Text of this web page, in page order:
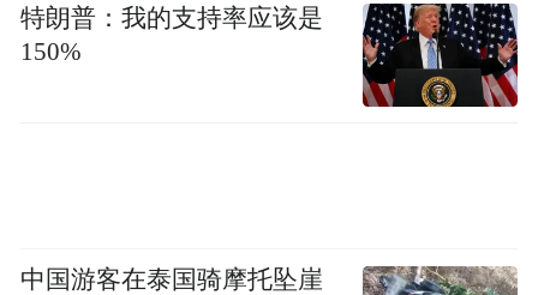
特朗普：我的支持率应该是
150%
中国游客在泰国骑摩托坠崖